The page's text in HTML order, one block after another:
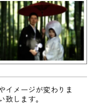
イメージが変わりま
します。